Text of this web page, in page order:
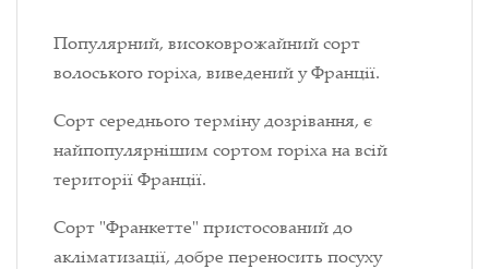
Популярний, високоврожайний сорт
волоського горіха, виведений у Франції.
Сорт середнього терміну дозрівання, є
найпопулярнішим сортом горіха на всій
території Франції.
Сорт "Франкетте" пристосований до
акліматизації, добре переносить посуху